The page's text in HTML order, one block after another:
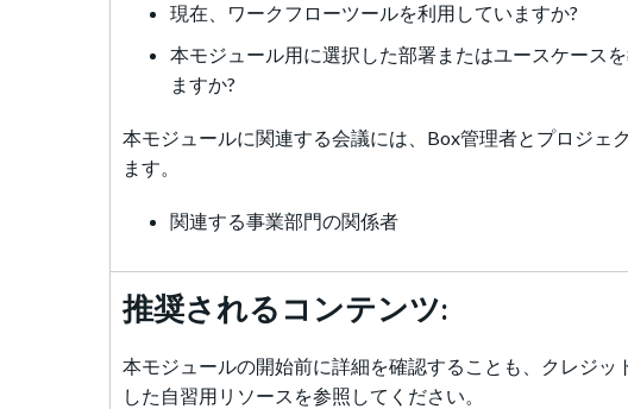
現在、ワークフローツールを利用していますか?
本モジュール用に選択した部署またはユースケース
ますか?
本モジュールに関連する会議には、Box管理者とプロジェ
ます。
関連する事業部門の関係者
推奨されるコンテンツ:
本モジュールの開始前に詳細を確認することも、クレジ
した自習用リソースを参照してください。